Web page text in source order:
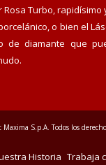
Rosa Turbo, rapidísimo
o bien el
de diamante que
S.p.A. Todos los
Historia Trabaja